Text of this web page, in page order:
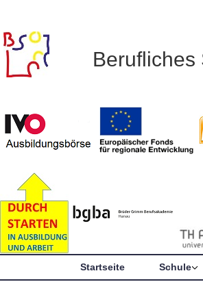
Berufliches
Startseite Schule